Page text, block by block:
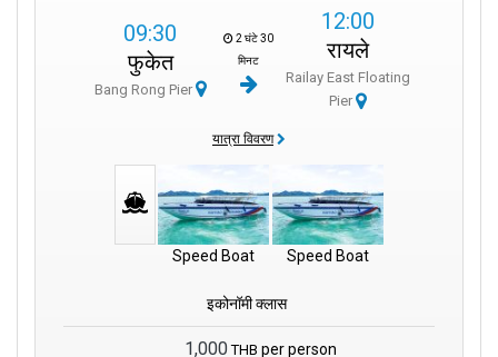
09:30
फुकेत
Bang Rong Pier
2 घंटे 30
मिनट
12:00
रायले
Railay East Floating
Pier
यात्रा विवरण
Speed Boat Speed Boat
इकोनॉमी क्लास
1,000 THB per person